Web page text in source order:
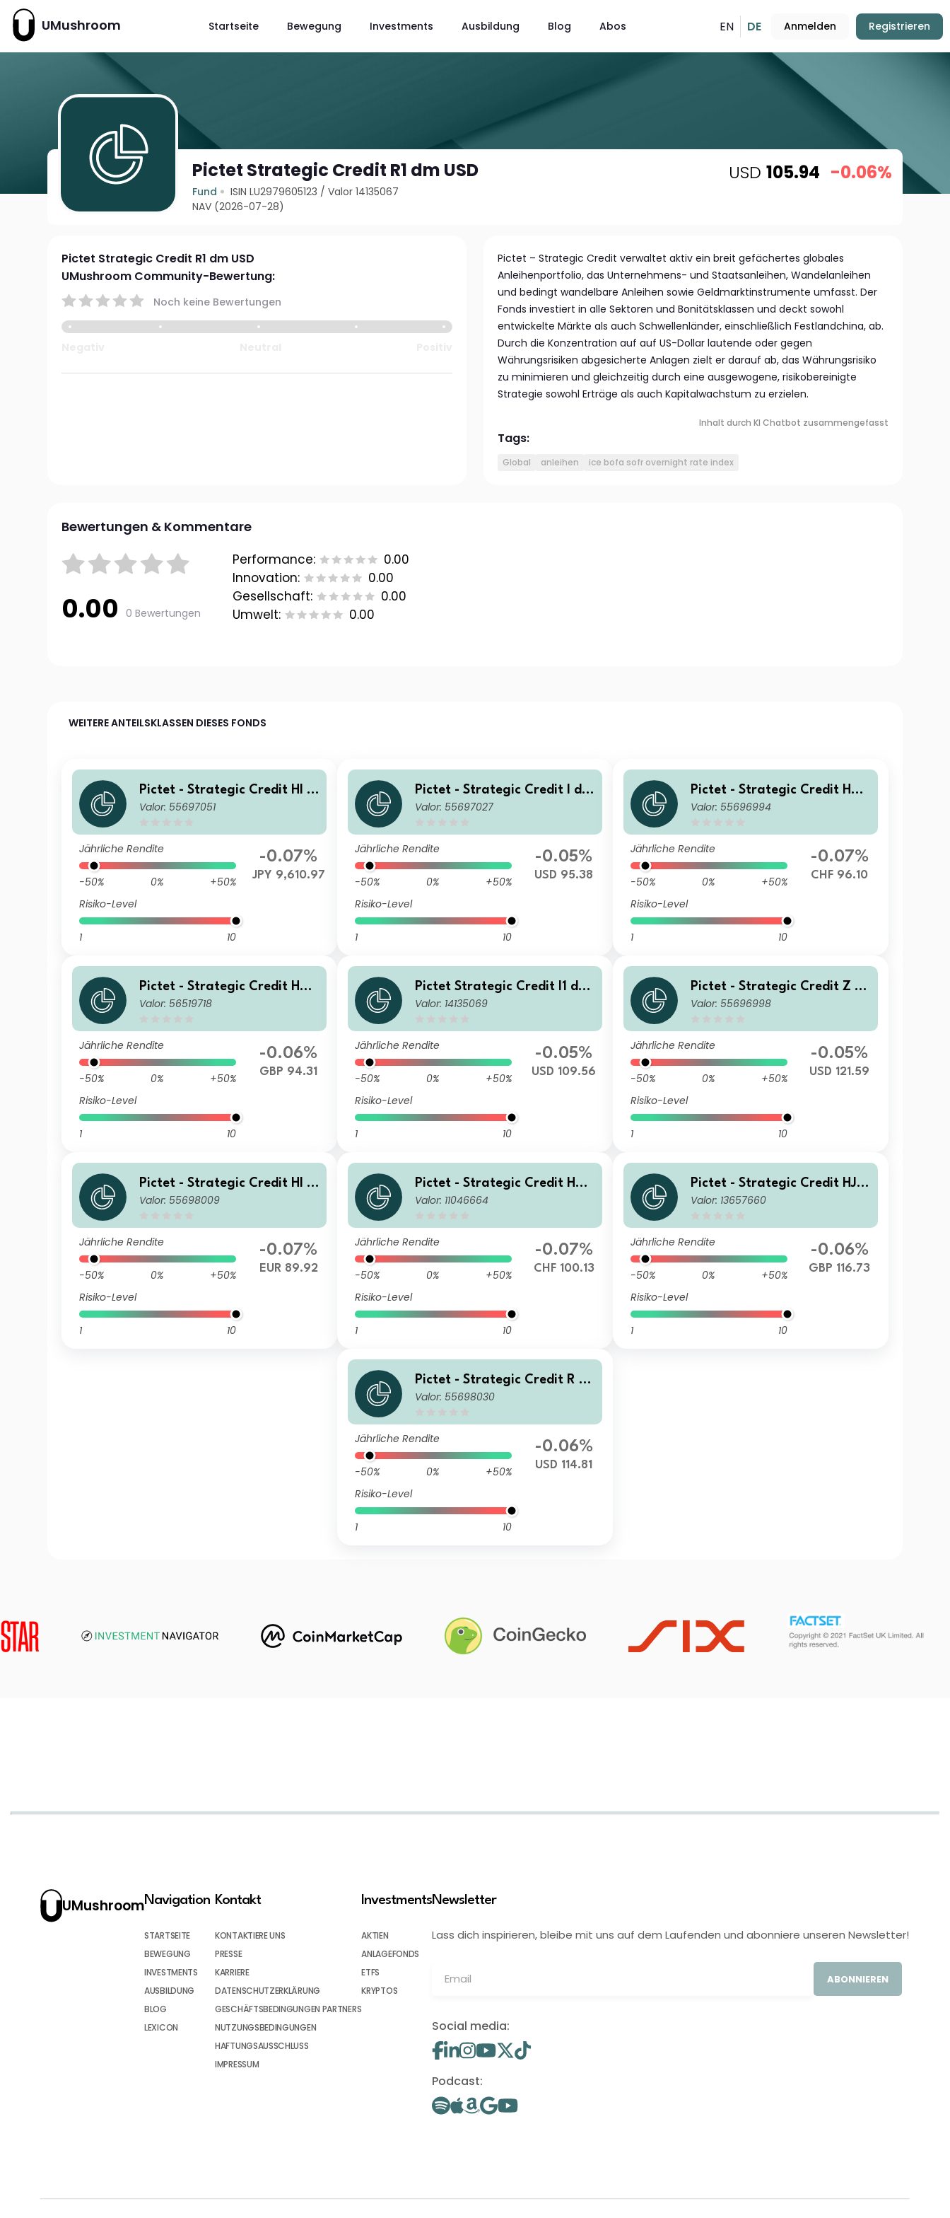
UMushroom Startseite Bewegung Investments Ausbildung Blog Abos EN DE Anmelden Registrieren
Pictet Strategic Credit R1 dm USD
Fund ISIN LU2979605123 /Valor 14135067
NAV (2026-07-28)
USD 105.94 -0.06%
Pictet Strategic Credit R1 dm USD
UMushroom Community-Bewertung:
Noch keine Bewertungen
Pictet – Strategic Credit verwaltet aktiv ein breit gefächertes globales
Anleihenportfolio, das Unternehmens- und Staatsanleihen, Wandelanleihen
und bedingt wandelbare Anleihen sowie Geldmarktinstrumente umfasst. Der
Fonds investiert in alle Sektoren und Bonitätsklassen und deckt sowohl
entwickelte Märkte als auch Schwellenländer, einschließlich Festlandchina, ab.
Durch die Konzentration auf auf US-Dollar lautende oder gegen
Währungsrisiken abgesicherte Anlagen zielt er darauf ab, das Währungsrisiko
zu minimieren und gleichzeitig durch eine ausgewogene, risikobereinigte
Strategie sowohl Erträge als auch Kapitalwachstum zu erzielen.
Inhalt durch KI Chatbot zusammengefasst
Tags:
Global anleihen ice bofa sofr overnight rate index
Bewertungen & Kommentare
0.00 0 Bewertungen
Performance:
0.00
Innovation:
0.00
Gesellschaft:
0.00
Umwelt:
0.00
WEITERE ANTEILSKLASSEN DIESES FONDS
Pictet - Strategic Credit HI J
PY Acc
Valor: 55697051
Jährliche Rendite
-50% 0%
+50%
Risiko-Level
1 10
-0.07%
JPY 9,610.97
Pictet - Strategic Credit I dy
USD Inc
Valor: 55697027
Jährliche Rendite
-50% 0%
+50%
Risiko-Level
1 10
-0.05%
USD 95.38
Pictet - Strategic Credit HP
CHF Acc
Valor: 55696994
Jährliche Rendite
-50% 0%
+50%
Risiko-Level
1 10
-0.07%
CHF 96.10
Pictet - Strategic Credit HE d
m GBP Inc
Valor: 56519718
Jährliche Rendite
-50% 0%
+50%
Risiko-Level
1 10
-0.06%
GBP 94.31
Pictet Strategic Credit I1 dm
USD
Valor: 14135069
Jährliche Rendite
-50% 0%
+50%
Risiko-Level
1 10
-0.05%
USD 109.56
Pictet - Strategic Credit Z U
SD Acc
Valor: 55696998
Jährliche Rendite
-50% 0%
+50%
Risiko-Level
1 10
-0.05%
USD 121.59
Pictet - Strategic Credit HI d
y EUR Acc
Valor: 55698009
Jährliche Rendite
-50% 0%
+50%
Risiko-Level
1 10
-0.07%
EUR 89.92
Pictet - Strategic Credit HZ
CHF
Valor: 11046664
Jährliche Rendite
-50% 0%
+50%
Risiko-Level
1 10
-0.07%
CHF 100.13
Pictet - Strategic Credit HJ
GBP
Valor: 13657660
Jährliche Rendite
-50% 0%
+50%
Risiko-Level
1 10
-0.06%
GBP 116.73
Pictet - Strategic Credit R U
SD Acc
Valor: 55698030
Jährliche Rendite
-50% 0%
+50%
Risiko-Level
1 10
-0.06%
USD 114.81
UMushroomNavigation
STARTSEITE
BEWEGUNG
INVESTMENTS
AUSBILDUNG
BLOG
LEXICON
Kontakt
KONTAKTIERE UNS
PRESSE
KARRIERE
DATENSCHUTZERKLÄRUNG
GESCHÄFTSBEDINGUNGEN PARTNERS
NUTZUNGSBEDINGUNGEN
HAFTUNGSAUSSCHLUSS
IMPRESSUM
Investments
AKTIEN
ANLAGEFONDS
ETFS
KRYPTOS
Newsletter
Lass dich inspirieren, bleibe mit uns auf dem Laufenden und abonniere unseren Newsletter!
ABONNIEREN
Social media:
Podcast: